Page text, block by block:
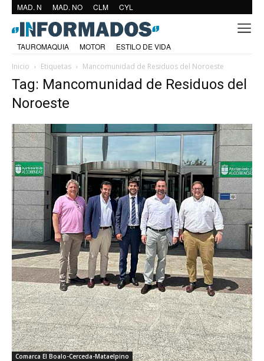
MAD. N MAD. NO CLM CYL
TAUROMAQUIA MOTOR
ESTILO DE VIDA
Inicio
Etiquetas Mancomunidad de Residuos del Noroeste
Tag: Mancomunidad de Residuos del
Noroeste
Comarca El Boalo-Cerceda-Mataelpino